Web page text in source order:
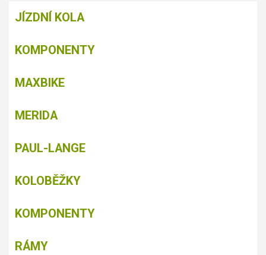
JÍZDNÍ KOLA
KOMPONENTY
MAXBIKE
MERIDA
PAUL-LANGE
KOLOBĚŽKY
KOMPONENTY
RÁMY